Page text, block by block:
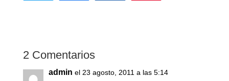
2 Comentarios
admin el 23 agosto, 2011 a las 5:14